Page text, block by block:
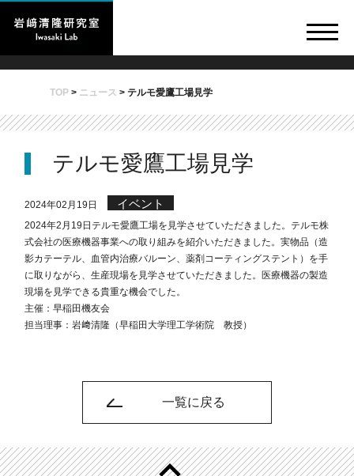
TOP> ニュース > テルモ愛鷹工場見学
テルモ愛鷹工場見学
2024年02月19日 イベント
2024年2月19日テルモ愛鷹工場を見学させていただきました。テルモ株
式会社の医療機器事業への取り組みを紹介いただきました。実物品（造
影カテーテル、血管内治療バルーン、薬剤コーティングステント）を手
に取りながら、生産現場を見学させていただきました。医療機器の製造
現場を見学できる貴重な機会でした。
主催：早稲田機友会
担当理事：岩﨑清隆（早稲田大学理工学術院 教授）
一覧に戻る